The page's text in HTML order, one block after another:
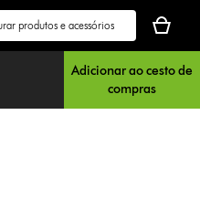
seu
cesto
de
compras
está
Adicionar ao cesto de
compras